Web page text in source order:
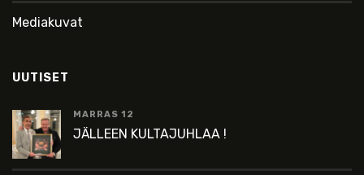
Mediakuvat
UUTISET
MARRAS 12
JÄLLEEN KULTAJUHLAA !